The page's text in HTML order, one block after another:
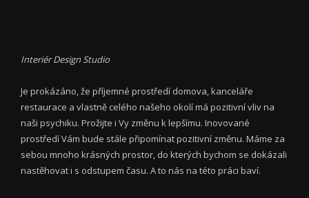
Interiér Design Studio
Je prokázáno, že příjemné prostředí domova, kanceláře
restaurace a vlastně celého našeho okolí má pozitivní vliv na
naši psychiku. Prožijte i Vy změnu k lepšímu. Inovované
prostředí Vám bude stále připomínat pozitivní změnu. Máme za
sebou mnoho krásných prostor, do kterých bychom se dokázali
nastěhovat i s odstupem času. A to nás na této práci baví.